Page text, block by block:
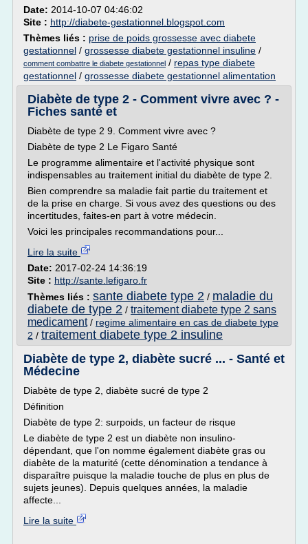
Date: 2014-10-07 04:46:02
Site : http://diabete-gestationnel.blogspot.com
Thèmes liés : prise de poids grossesse avec diabete
gestationnel / grossesse diabete gestationnel insuline /
comment combattre le diabete gestationnel / repas type diabete
gestationnel / grossesse diabete gestationnel alimentation
Diabète de type 2 - Comment vivre avec ? -
Fiches santé et
Diabète de type 2 9. Comment vivre avec ?
Diabète de type 2 Le Figaro Santé
Le programme alimentaire et l'activité physique sont
indispensables au traitement initial du diabète de type 2.
Bien comprendre sa maladie fait partie du traitement et
de la prise en charge. Si vous avez des questions ou des
incertitudes, faites-en part à votre médecin.
Voici les principales recommandations pour...
Lire la suite
Date: 2017-02-24 14:36:19
Site : http://sante.lefigaro.fr
Thèmes liés : sante diabete type 2 / maladie du
diabete de type 2 / traitement diabete type 2 sans
medicament/ regime alimentaire en cas de diabete type
2 / traitement diabete type 2 insuline
Diabète de type 2, diabète sucré ... - Santé et
Médecine
Diabète de type 2, diabète sucré de type 2
Définition
Diabète de type 2: surpoids, un facteur de risque
Le diabète de type 2 est un diabète non insulino-
dépendant, que l'on nomme également diabète gras ou
diabète de la maturité (cette dénomination a tendance à
disparaître puisque la maladie touche de plus en plus de
sujets jeunes). Depuis quelques années, la maladie
affecte...
Lire la suite